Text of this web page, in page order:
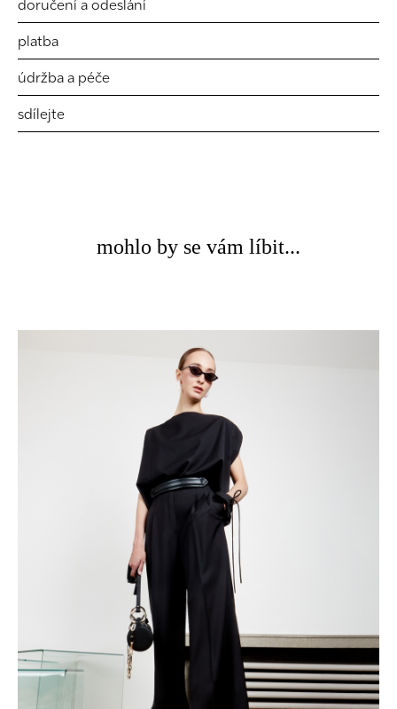
doručení a odeslání
platba
údržba a péče
sdílejte
mohlo by se vám líbit...